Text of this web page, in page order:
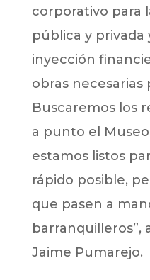
corporativo para
pública y privada
inyección
obras necesarias
Buscaremos los
a punto el
estamos listos
rápido posible,
que pasen a
barranquilleros”,
Jaime Pumarejo.